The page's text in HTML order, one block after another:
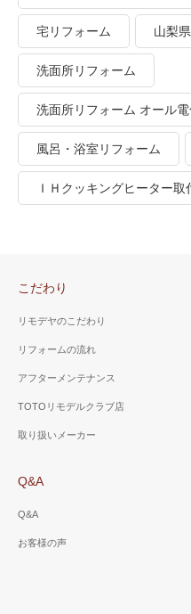
宅リフォーム 山梨県
洗面所リフォーム
洗面所リフォーム オール
風呂・浴室リフォーム
ＩＨクッキングヒーター取
こだわり
リモデヤのこだわり
リフォームの流れ
アフターメンテナンス
TOTOリモデルクラブ店
取り扱いメーカー
Q&A
Q&A
お客様の声